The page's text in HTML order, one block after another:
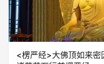
<楞严经>大佛顶如来密